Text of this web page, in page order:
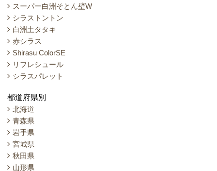
スーパー白洲そとん壁W
シラストントン
白洲土タタキ
赤シラス
Shirasu ColorSE
リフレシュール
シラスパレット
都道府県別
北海道
青森県
岩手県
宮城県
秋田県
山形県